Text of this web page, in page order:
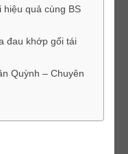
quả cùng BS
đau khớp gối tái
Quỳnh – Chuyên